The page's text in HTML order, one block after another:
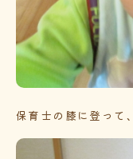
保育士の膝に登って